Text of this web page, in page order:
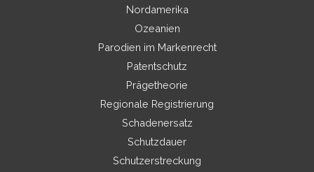
Nordamerika
Ozeanien
Parodien im Markenrecht
Patentschutz
Prägetheorie
Regionale Registrierung
Schadenersatz
Schutzdauer
Schutzerstreckung